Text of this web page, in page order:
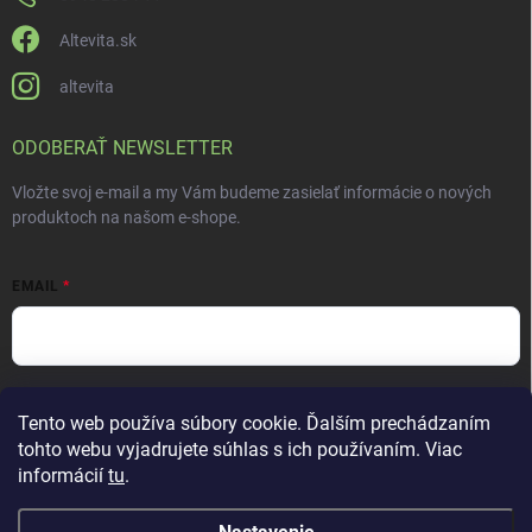
Tento web používa súbory cookie. Ďalším prechádzaním
tohto webu vyjadrujete súhlas s ich používaním. Viac
informácií tu.
Altevita.sk
altevita
ODOBERAŤ NEWSLETTER
Vložte svoj e-mail a my Vám budeme zasielať informácie o nových
produktoch na našom e-shope.
EMAIL
Prihlásiť sa